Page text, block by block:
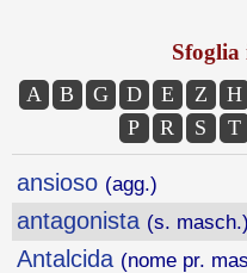
A B G D E Z H
P
R S T
ansioso (agg.)
antagonista (s. masch.)
Antalcida (nome pr.